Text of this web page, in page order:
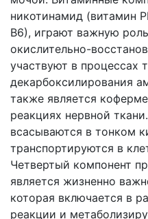
никотинамид (витамин
В6), играют важную
окислительно-
участвуют в процессах
декарбоксилирования
также является
реакциях нервной
всасываются в тонком
транспортируются в
Четвертый компонент
является жизненно
которая включается в
реакции и